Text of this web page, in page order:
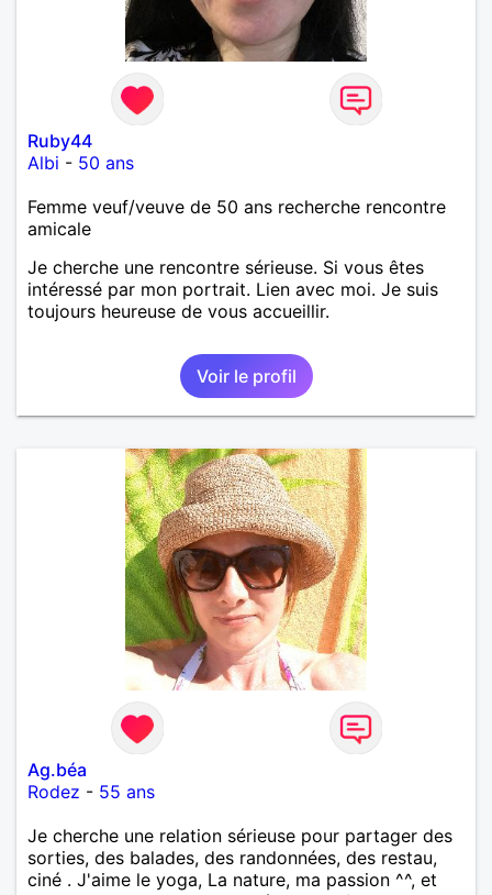
Ruby44
Albi - 50 ans
Femme veuf/veuve de 50 ans recherche rencontre
amicale
Je cherche une rencontre sérieuse. Si vous êtes
intéressé par mon portrait. Lien avec moi. Je suis
toujours heureuse de vous accueillir.
Voir le profil
Ag.béa
Rodez - 55 ans
Je cherche une relation sérieuse pour partager des
sorties, des balades, des randonnées, des restau,
ciné . J'aime le yoga, La nature, ma passion ^^, et